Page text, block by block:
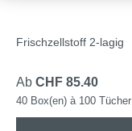
Frischzellstoff 2-lagig
Ab CHF 85.40
40 Box(en) à 100 Tücher